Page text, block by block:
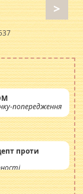
>
попередження
проти